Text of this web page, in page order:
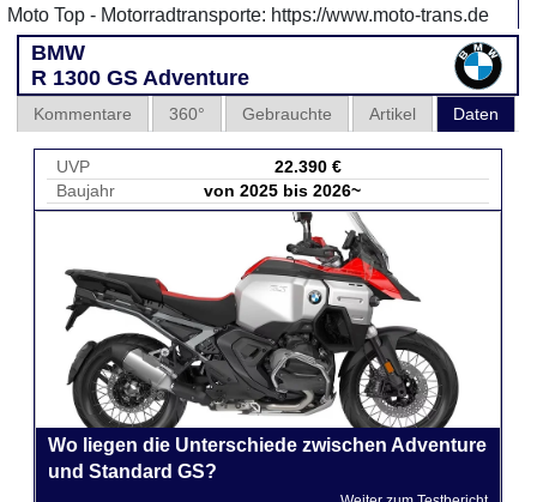
Moto Top - Motorradtransporte: https://www.moto-trans.de
BMW
R 1300 GS Adventure
Daten
Artikel
Gebrauchte
360°
Kommentare
UVP
22.390 €
Baujahr
von 2025 bis 2026~
Wo liegen die Unterschiede zwischen Adventure
und Standard GS?